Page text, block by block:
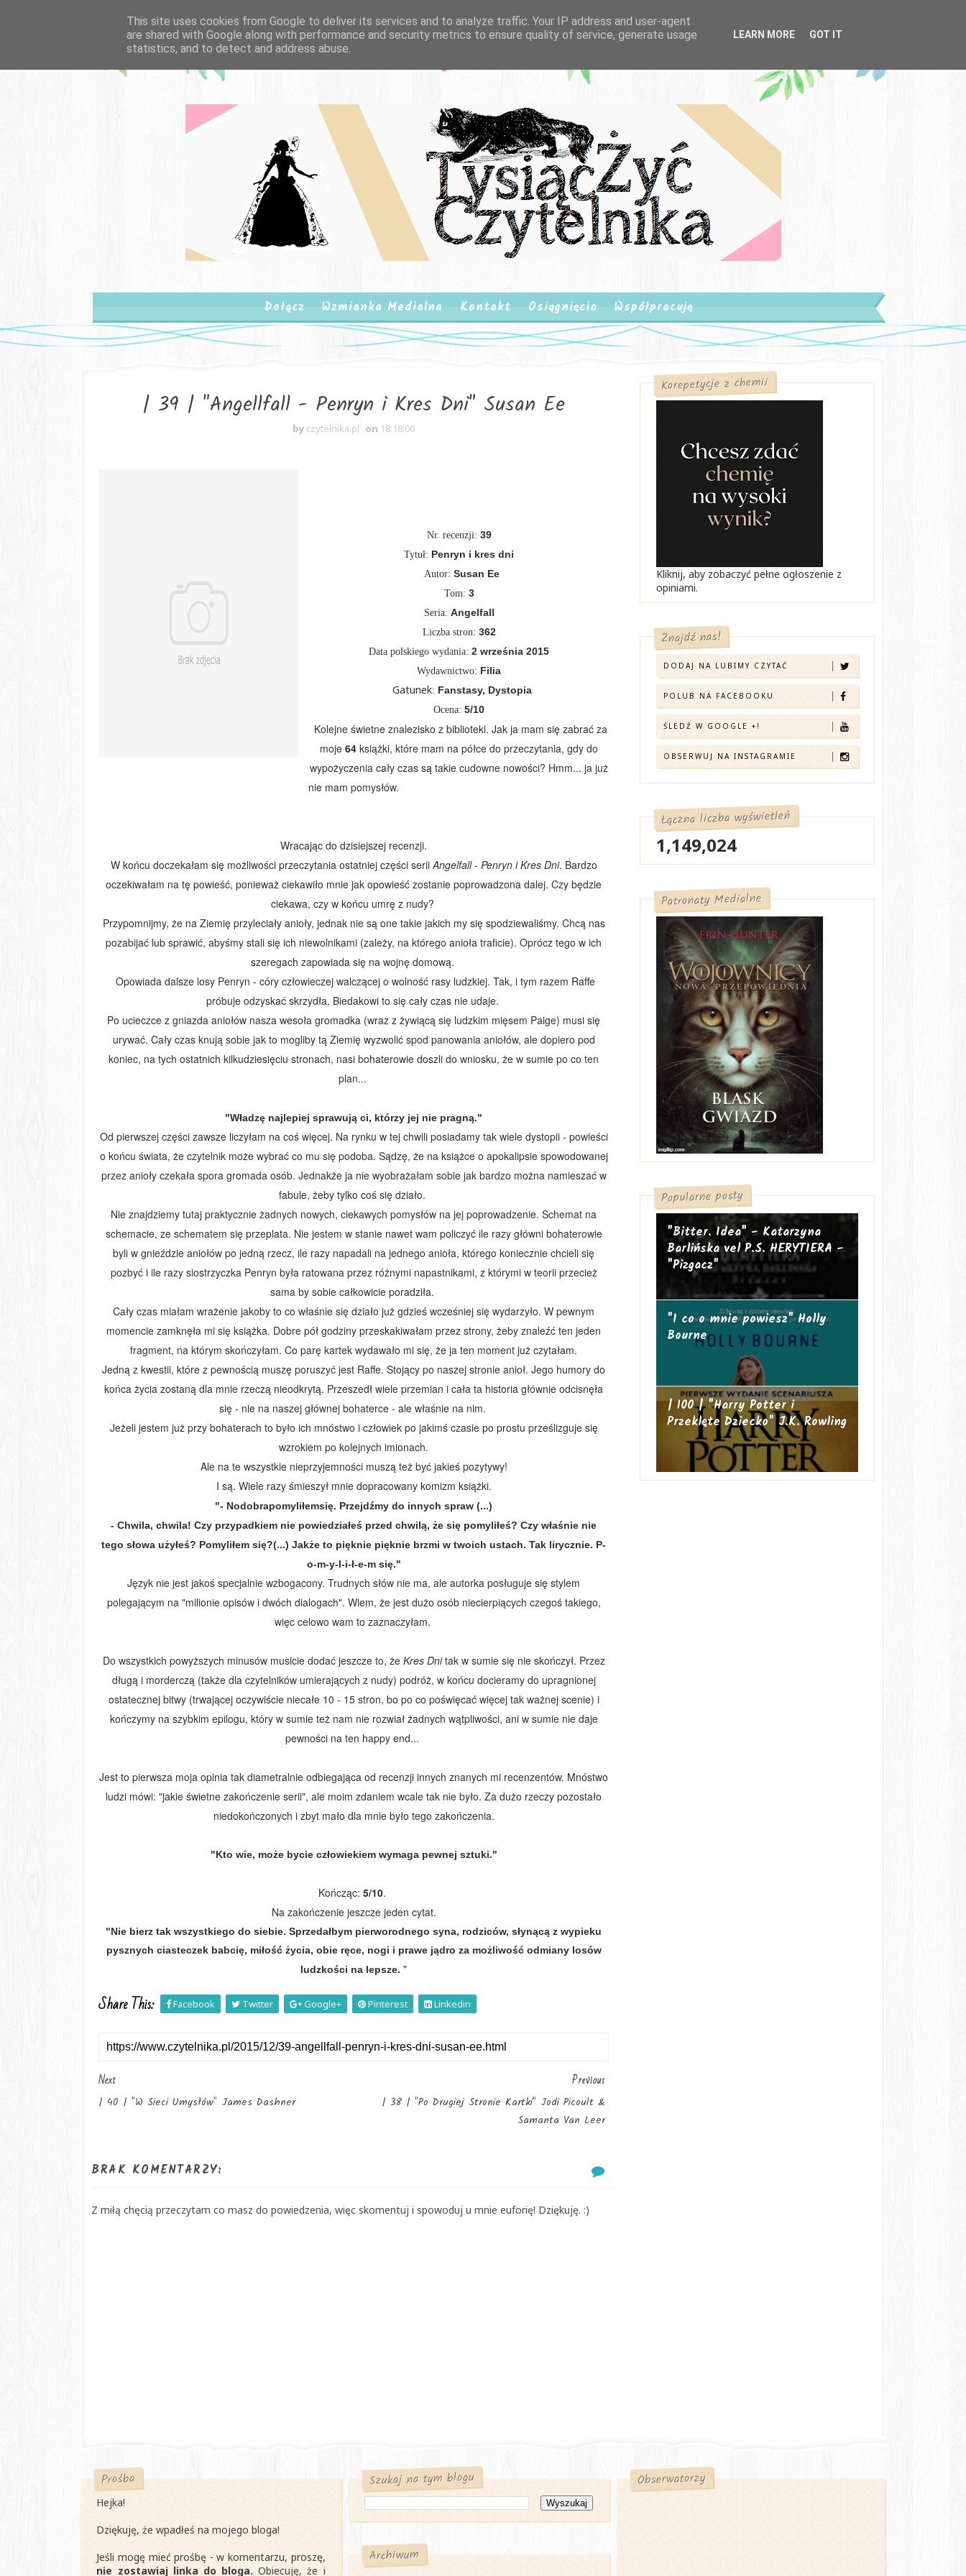
Dołącz Wzmianka Medialna Kontakt Osiągnięcia Współpracuję
| 39 | "Angellfall - Penryn i Kres Dni" Susan Ee
by czytelnika.pl on 18:18:00
Nr. recenzji: 39
Tytuł: Penryn i kres dni
Autor:Susan Ee
Tom: 3
Seria: Angelfall
Liczba stron: 362
Data polskiego wydania:2 września 2015
Wydawnictwo: Filia
Gatunek: Fanstasy, Dystopia
Ocena:5/10
Kolejne świetne znalezisko z biblioteki. Jak ja mam się zabrać za
moje64książki, które mam na półce do przeczytania, gdy do
wypożyczenia cały czas są takie cudowne nowości? Hmm... ja już
nie mam pomysłów.
Wracając do dzisiejszej recenzji.
W końcu doczekałam się możliwości przeczytania ostatniej części seriiAngelfall- Penryn i Kres Dni. Bardzo
oczekiwałam na tę powieść, ponieważ ciekawiło mnie jak opowieść zostanie poprowadzona dalej. Czy będzie
ciekawa, czy w końcu umrę z nudy?
Przypomnijmy, że na Ziemię przyleciały anioły, jednak nie są one takie jakich my się spodziewaliśmy. Chcą nas
pozabijać lub sprawić, abyśmy stali się ich niewolnikami (zależy, na którego anioła traficie). Oprócz tego w ich
szeregach zapowiada się na wojnę domową.
Opowiada dalsze losy Penryn - córy człowieczej walczącej o wolność rasy ludzkiej. Tak, i tym razem Raffe
próbuje odzyskać skrzydła. Biedakowi to się cały czas nie udaje.
Po ucieczce z gniazda aniołów nasza wesoła gromadka (wraz z żywiącą się ludzkim mięsem Paige) musi się
urywać. Cały czas knują sobie jak to mogliby tą Ziemię wyzwolić spod panowania aniołów, ale dopiero pod
koniec, na tych ostatnich kilkudziesięciu stronach, nasi bohaterowie doszli do wniosku, że w sumie po co ten
plan...
"Władzę najlepiej sprawują ci, którzy jej nie pragną."
Od pierwszej części zawsze liczyłam na coś więcej. Na rynku w tej chwili posiadamy tak wiele dystopii - powieści
o końcu świata, że czytelnik może wybrać co mu się podoba. Sądzę, że na książce o apokalipsie spowodowanej
przez anioły czekała spora gromada osób. Jednakże ja nie wyobrażałam sobie jak bardzo można namieszać w
fabule, żeby tylko coś się działo.
Nie znajdziemy tutaj praktycznie żadnych nowych, ciekawych pomysłów na jej poprowadzenie. Schemat na
schemacie, ze schematem się przeplata. Nie jestem w stanie nawet wam policzyć ile razy główni bohaterowie
byli w gnieździe aniołów po jedną rzecz, ile razy napadali na jednego anioła, którego koniecznie chcieli się
pozbyć i ile razy siostrzyczka Penryn była ratowana przez różnymi napastnikami, z którymi w teorii przecież
sama by sobie całkowicie poradziła.
Cały czas miałam wrażenie jakoby to co właśnie się działo już gdzieś wcześniej się wydarzyło. W pewnym
momencie zamknęła mi się książka. Dobre pół godziny przeskakiwałam przez strony, żeby znaleźć ten jeden
fragment, na którym skończyłam. Co parę kartek wydawało mi się, że ja ten moment już czytałam.
Jedną z kwestii, które z pewnością muszę poruszyć jest Raffe. Stojący po naszej stronie anioł. Jego humory do
końca życia zostaną dla mnie rzeczą nieodkrytą. Przeszedł wiele przemian i cała ta historia głównie odcisnęła
się - nie na naszej głównej bohaterce - ale właśnie na nim.
Jeżeli jestem już przy bohaterach to było ich mnóstwo i człowiek po jakimś czasie po prostu prześlizguje się
wzrokiem po kolejnych imionach.
Ale na te wszystkie nieprzyjemności muszą też byćjakieś pozytywy!
I są. Wiele razy śmieszył mnie dopracowany komizm książki.
"- Nodobrapomyliłemsię. Przejdźmy do innych spraw (...)
- Chwila, chwila! Czy przypadkiem nie powiedziałeś przed chwilą, że się pomyliłeś? Czy właśnie nie
tego słowa użyłeś? Pomyliłem się?(...) Jakże to pięknie pięknie brzmi w twoich ustach. Tak lirycznie. P-
o-m-y-l-i-ł-e-m się."
Język nie jest jakoś specjalnie wzbogacony. Trudnych słów nie ma, ale autorka posługuje się stylem
polegającym na "milionie opisów i dwóch dialogach". Wiem, że jest dużo osób niecierpiących czegoś takiego,
więc celowo wam to zaznaczyłam.
Do wszystkich powyższych minusów musicie dodać jeszcze to, że Kres Dnitak w sumie się nie skończył. Przez
długą i morderczą (także dla czytelników umierających z nudy) podróż, w końcu docieramy do upragnionej
ostatecznej bitwy (trwającej oczywiście niecałe 10 - 15 stron, bo po co poświęcać więcej tak ważnej scenie) i
kończymy na szybkim epilogu, który w sumie też nam nie rozwiał żadnych wątpliwości, ani w sumie nie daje
pewności na ten happy end...
Jest to pierwsza moja opinia tak diametralnie odbiegająca od recenzji innych znanych mi recenzentów. Mnóstwo
ludzi mówi: "jakie świetne zakończenie serii", ale moim zdaniem wcale tak nie było. Za dużo rzeczy pozostało
niedokończonych i zbyt mało dla mnie było tego zakończenia.
"Kto wie, może bycie człowiekiem wymaga pewnej sztuki."
Kończąc: 5/10.
Na zakończenie jeszcze jeden cytat.
"Nie bierz tak wszystkiego do siebie. Sprzedałbym pierworodnego syna, rodziców, słynącą z wypieku
pysznych ciasteczek babcię, miłość życia, obie ręce, nogi i prawe jądro za możliwość odmiany losów
ludzkości na lepsze. "
Share This: Facebook Twitter Google+ Pinterest Linkedin
Next
| 40 | "W Sieci Umysłów" James Dashner
Previous
| 38 | "Po Drugiej Stronie Kartki" Jodi Picoult &
Samanta Van Leer
BRAK KOMENTARZY:
Z miłą chęcią przeczytam co masz do powiedzenia, więc skomentuj i spowoduj u mnie euforię! Dziękuję. :)
Korepetycje z chemii
Kliknij, aby zobaczyć pełne ogłoszenie z
opiniami.
Znajdź nas!
DODAJ NA LUBIMY CZYTAĆ
POLUB NA FACEBOOKU
ŚLEDŹ W GOOGLE +!
OBSERWUJ NA INSTAGRAMIE
Łączna liczba wyświetleń
1,149,024
Patronaty Medialne
Popularne posty
"Bitter. Idea" - Katarzyna
Barlińska vel P.S. HERYTIERA -
"Pizgacz"
"I co o mnie powiesz" Holly
Bourne
| 100 | "Harry Potter i
Przeklęte Dziecko" J.K. Rowling
Prośba
Hejka!
Dziękuję, że wpadłeś na mojego bloga!
Jeśli mogę mieć prośbę - w komentarzu, proszę,
nie zostawiaj linka do bloga. Obiecuję, że i
Szukaj na tym blogu
Archiwum
Obserwatorzy
This site uses cookies from Google to deliver its services and to analyze traffic. Your IP address and user-agent
are shared with Google along with performance and security metrics to ensure quality of service, generate usage
statistics, and to detect and address abuse.
LEARN MORE GOT IT